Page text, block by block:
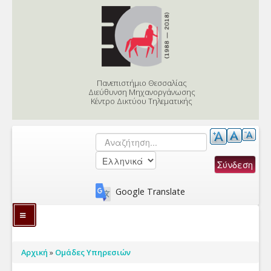
Πανεπιστήμιο Θεσσαλίας
Διεύθυνση Μηχανοργάνωσης
Κέντρο Δικτύου Τηλεματικής
Φόρμα αναζήτησης
Αναζήτηση
Google Translate
Είστε εδώ
Αρχική » Ομάδες Υπηρεσιών